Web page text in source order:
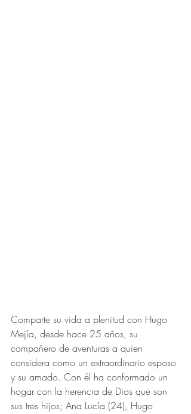
Comparte su vida a plenitud con Hugo
Mejía, desde hace 25 años, su
compañero de aventuras a quien
considera como un extraordinario esposo
y su amado. Con él ha conformado un
hogar con la herencia de Dios que son
sus tres hijos; Ana Lucía (24), Hugo